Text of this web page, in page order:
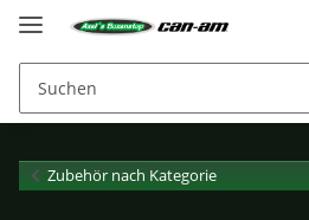
Zubehör nach Kategorie